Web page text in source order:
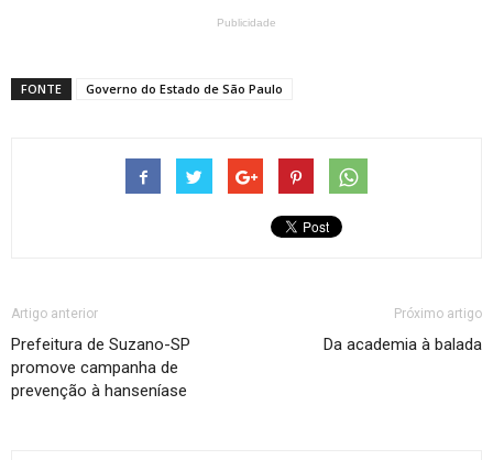
Publicidade
FONTE Governo do Estado de São Paulo
Artigo anterior
Prefeitura de Suzano-SP
promove campanha de
prevenção à hanseníase
Próximo artigo
Da academia à balada